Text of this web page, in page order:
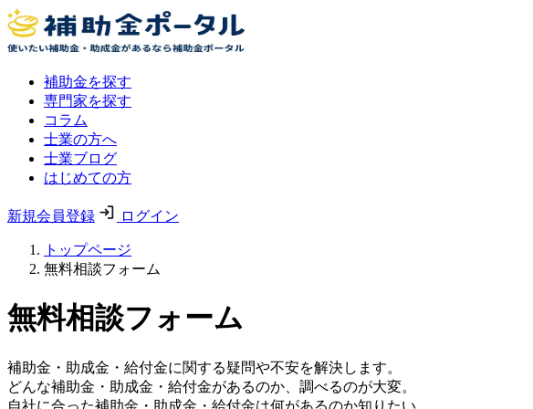
補助金を探す
専門家を探す
コラム
士業の方へ
士業ブログ
はじめての方
新規会員登録 ログイン
トップページ
無料相談フォーム
無料相談フォーム
補助金・助成金・給付金に関する疑問や不安を解決します。
どんな補助金・助成金・給付金があるのか、調べるのが大変。
自社に合った補助金・助成金・給付金は何があるのか知りたい。